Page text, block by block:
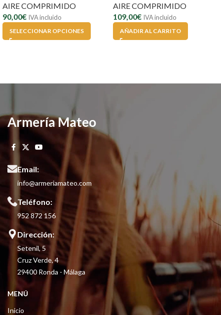
AIRE COMPRIMIDO
90,00€ IVA incluido
SELECCIONAR OPCIONES
AIRE COMPRIMIDO
109,00€ IVA incluido
AÑADIR AL CARRITO
Armería Mateo
Email:
info@armeriamateo.com
Teléfono:
952 872 156
Dirección:
Setenil, 5
Cruz Verde, 4
29400 Ronda - Málaga
MENÚ
Inicio